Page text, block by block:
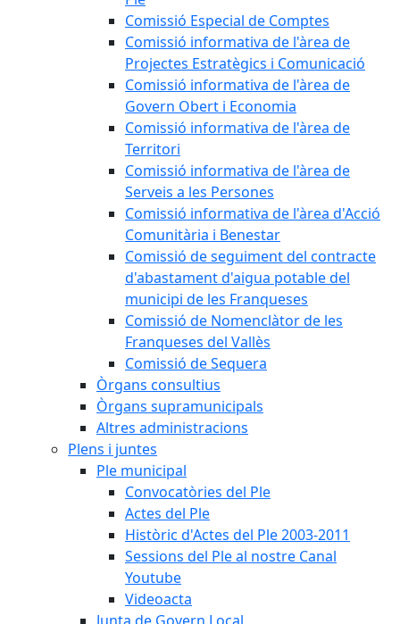
Comissió Especial de Comptes
Comissió informativa de l'àrea de
Projectes Estratègics i Comunicació
Comissió informativa de l'àrea de
Govern Obert i Economia
Comissió informativa de l'àrea de
Territori
Comissió informativa de l'àrea de
Serveis a les Persones
Comissió informativa de l'àrea d'Acció
Comunitària i Benestar
Comissió de seguiment del contracte
d'abastament d'aigua potable del
municipi de les Franqueses
Comissió de Nomenclàtor de les
Franqueses del Vallès
Comissió de Sequera
Òrgans consultius
Òrgans supramunicipals
Altres administracions
Plens i juntes
Ple municipal
Convocatòries del Ple
Actes del Ple
Històric d'Actes del Ple 2003-2011
Sessions del Ple al nostre Canal
Youtube
Videoacta